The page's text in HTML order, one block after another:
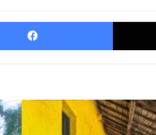
Facebook